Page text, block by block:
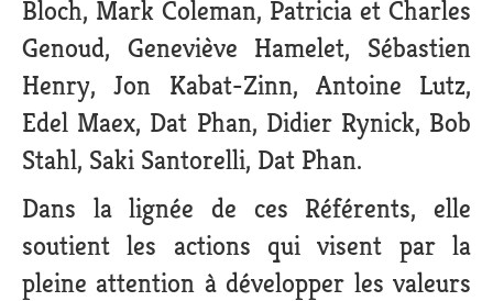
Bloch, Mark Coleman, Patricia et Charles
Genoud, Geneviève Hamelet, Sébastien
Henry, Jon Kabat-Zinn, Antoine Lutz,
Edel Maex, Dat Phan, Didier Rynick, Bob
Stahl, Saki Santorelli, Dat Phan.
Dans la lignée de ces Référents, elle
soutient les actions qui visent par la
pleine attention à développer les valeurs